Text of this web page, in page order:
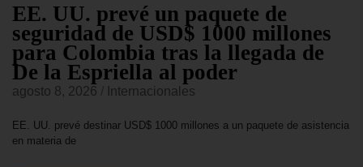
EE. UU. prevé un paquete de
seguridad de USD$ 1000 millones
para Colombia tras la llegada de
De la Espriella al poder
agosto 8, 2026 Internacionales
EE. UU. prevé destinar USD$ 1000 millones a un paquete de asistencia
en materia de